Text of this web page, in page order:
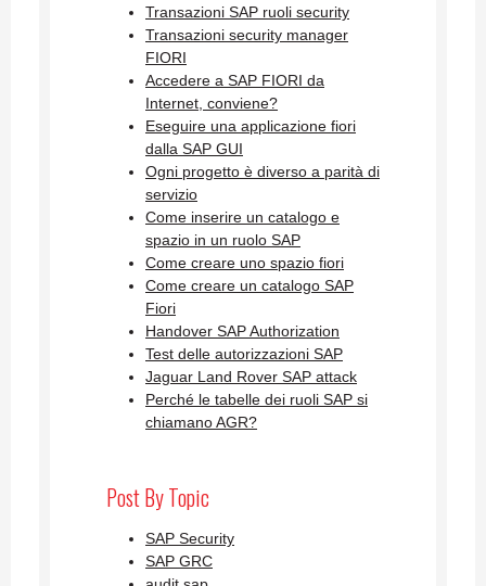
Transazioni SAP ruoli security
Transazioni security manager
FIORI
Accedere a SAP FIORI da
Internet, conviene?
Eseguire una applicazione fiori
dalla SAP GUI
Ogni progetto è diverso a parità di
servizio
Come inserire un catalogo e
spazio in un ruolo SAP
Come creare uno spazio fiori
Come creare un catalogo SAP
Fiori
Handover SAP Authorization
Test delle autorizzazioni SAP
Jaguar Land Rover SAP attack
Perché le tabelle dei ruoli SAP si
chiamano AGR?
Post By Topic
SAP Security
SAP GRC